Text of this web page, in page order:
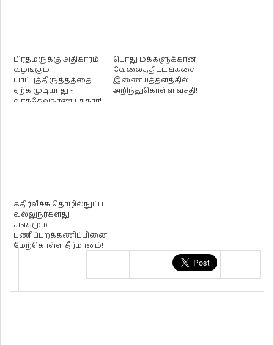
பிரதமருக்கு அதிகாரம்
வழங்கும்
யாப்புத்திருத்தத்தை
ஏற்க முடியாது -
வாசுதேவநாணயக்கார!
பொது மக்களுக்கான
வேலைத்திட்டங்களை
இணையத்தளத்தில்
அறிந்துகொள்ள வசதி!
கதிர்வீச்சு தொழில்நுட்ப
வல்லுநர்களது
சங்கமும்
பணிப்புறக்கணிப்பினை
மேற்கொள்ள தீர்மானம்!